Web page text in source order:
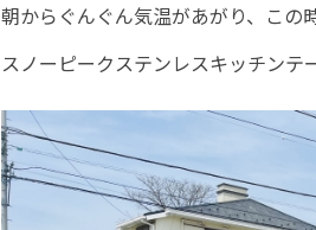
朝からぐんぐん気温があがり、この
スノーピークステンレスキッチンテ